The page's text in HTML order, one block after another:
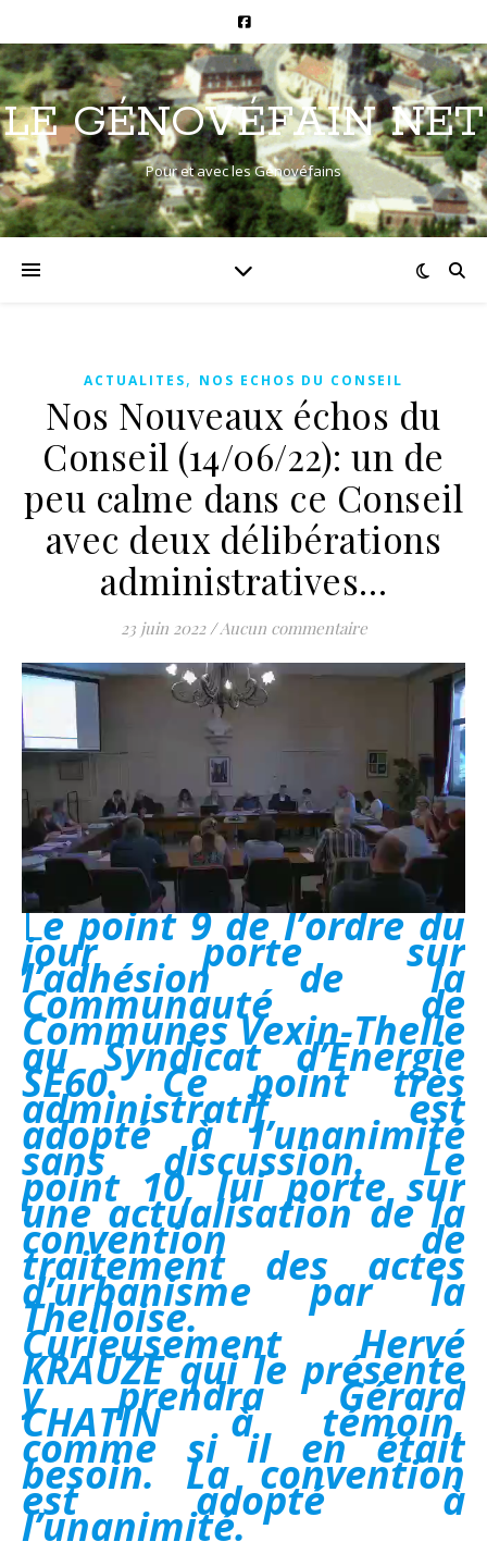
LE GÉNOVÉFAIN NET
Pour et avec les Génovéfains
ACTUALITES, NOS ECHOS DU CONSEIL
Nos Nouveaux échos du
Conseil (14/06/22): un de
peu calme dans ce Conseil
avec deux délibérations
administratives…
23 juin 2022 /Aucun commentaire
Le point 9 de l’ordre du
jour porte sur
l’adhésion de la
Communauté de
Communes Vexin-Thelle
au Syndicat d’Energie
SE60. Ce point très
administratif est
adopté à l’unanimité
sans discussion. Le
point 10, lui porte sur
une actualisation de la
convention de
traitement des actes
d’urbanisme par la
Thelloise.
Curieusement Hervé
KRAUZE qui le présente
y prendra Gérard
CHATIN à témoin,
comme si il en était
besoin. La convention
est adopté à
l’unanimité.